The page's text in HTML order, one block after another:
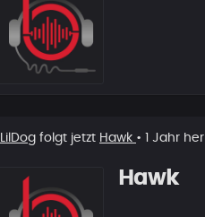
Neuer
LilDog folgt jetzt Hawk • 1 Jahr her
Hawk